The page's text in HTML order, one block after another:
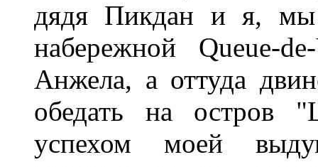
дядя Пикдан и я, мы
набережной Queue-
Анжела, а оттуда
обедать на остров
успехом моей